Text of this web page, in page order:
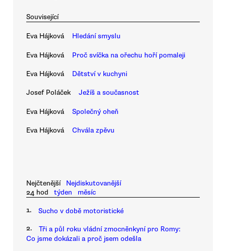
Související
Eva Hájková Hledání smyslu
Eva Hájková Proč svíčka na ořechu hoří pomaleji
Eva Hájková Dětství v kuchyni
Josef Poláček Ježíš a současnost
Eva Hájková Společný oheň
Eva Hájková Chvála zpěvu
Nejčtenější
Nejdiskutovanější
24 hod
týden měsíc
1. Sucho v době motoristické
2.
Tři a půl roku vládní zmocněnkyní pro Romy:
Co jsme dokázali a proč jsem odešla